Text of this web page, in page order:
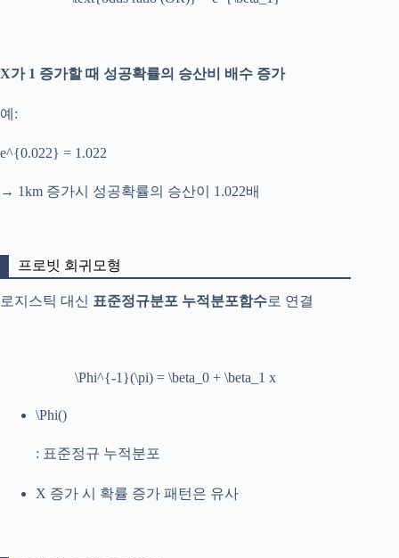
X가 1 증가할 때 성공확률의 승산비 배수 증가
예:
e^{0.022} = 1.022
→ 1km 증가시 성공확률의 승산이 1.022배
프로빗 회귀모형
로지스틱 대신 표준정규분포 누적분포함수로 연결
\Phi^{-1}(\pi) = \beta_0 + \beta_1 x
\Phi()
: 표준정규 누적분포
X 증가 시 확률 증가 패턴은 유사